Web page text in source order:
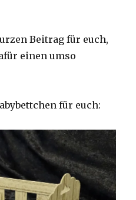
Beitrag für euch,
einen umso
für euch: